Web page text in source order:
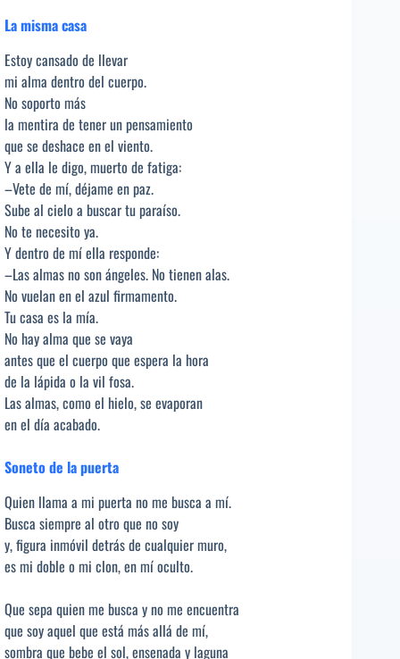
La misma casa
Estoy cansado de llevar
mi alma dentro del cuerpo.
No soporto más
la mentira de tener un pensamiento
que se deshace en el viento.
Y a ella le digo, muerto de fatiga:
–Vete de mí, déjame en paz.
Sube al cielo a buscar tu paraíso.
No te necesito ya.
Y dentro de mí ella responde:
–Las almas no son ángeles. No tienen alas.
No vuelan en el azul firmamento.
Tu casa es la mía.
No hay alma que se vaya
antes que el cuerpo que espera la hora
de la lápida o la vil fosa.
Las almas, como el hielo, se evaporan
en el día acabado.
Soneto de la puerta
Quien llama a mi puerta no me busca a mí.
Busca siempre al otro que no soy
y, figura inmóvil detrás de cualquier muro,
es mi doble o mi clon, en mí oculto.
Que sepa quien me busca y no me encuentra
que soy aquel que está más allá de mí,
sombra que bebe el sol, ensenada y laguna